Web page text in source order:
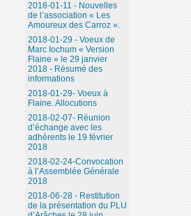
2018-01-11 - Nouvelles
de l’association « Les
Amoureux des Carroz ».
2018-01-29 - Voeux de
Marc Iochum « Version
Flaine » le 29 janvier
2018 - Résumé des
informations
2018-01-29- Voeux à
Flaine. Allocutions
2018-02-07- Réunion
d’échange avec les
adhérents le 19 février
2018
2018-02-24-Convocation
à l’Assemblée Générale
2018
2018-06-28 - Restitution
de la présentation du PLU